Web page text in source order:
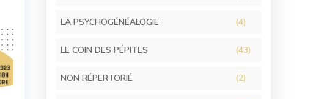
LA PSYCHOGÉNÉALOGIE (4)
LE COIN DES PÉPITES (43)
NON RÉPERTORIÉ (2)